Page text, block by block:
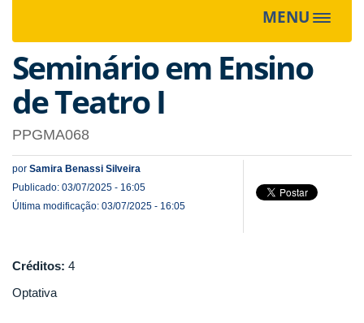
MENU
Toggle
Seminário em Ensino
de Teatro I
PPGMA068
por Samira Benassi Silveira
Publicado: 03/07/2025 - 16:05
Última modificação: 03/07/2025 - 16:05
Créditos: 4
Optativa